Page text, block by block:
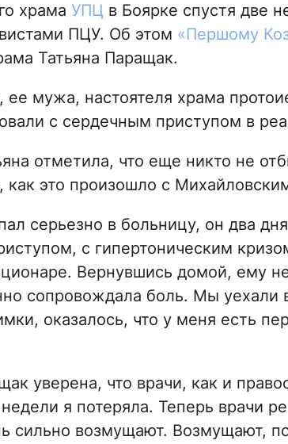
храма УПЦ в Боярке спустя две
ПЦУ. Об этом «Першому
Татьяна Паращак.
ее мужа, настоятеля храма
с сердечным приступом в
отметила, что еще никто не
как это произошло с
серьезно в больницу, он два
с гипертоническим
Вернувшись домой, ему
сопровождала боль. Мы уехали
оказалось, что у меня есть
уверена, что врачи, как и
я потеряла. Теперь врачи
сильно возмущают. Возмущают,